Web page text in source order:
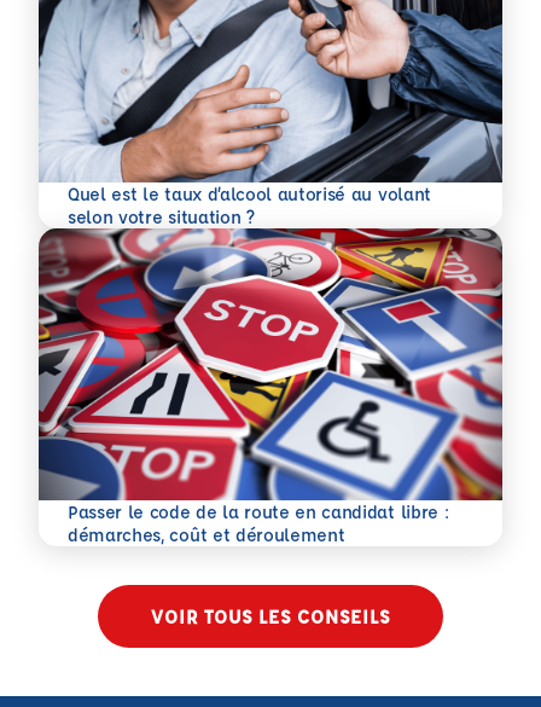
Quel est le taux d’alcool autorisé au volant
selon votre situation ?
En savoir plus
Passer le code de la route en candidat libre :
démarches, coût et déroulement
En savoir plus
VOIR TOUS LES CONSEILS